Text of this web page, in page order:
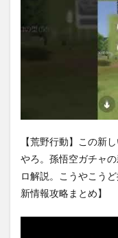
【荒野行動】この新
やろ。孫悟空ガチャ
ロ解説。こうやこう
新情報攻略まとめ】